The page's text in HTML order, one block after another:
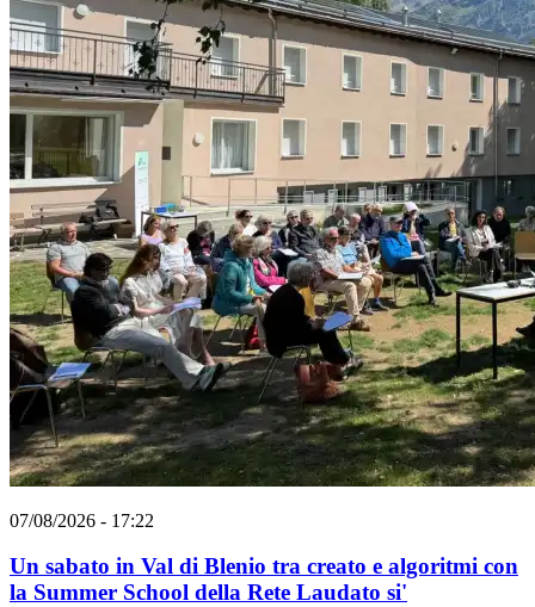
07/08/2026 - 17:22
Un sabato in Val di Blenio tra creato e algoritmi con
la Summer School della Rete Laudato si'